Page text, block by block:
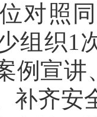
对照
组织1
例宣
补齐安